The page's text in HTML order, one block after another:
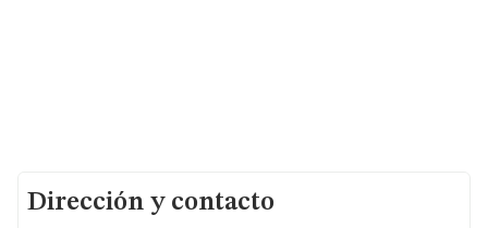
Dirección y contacto